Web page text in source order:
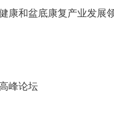
康和盆底康复产业发展
峰论坛